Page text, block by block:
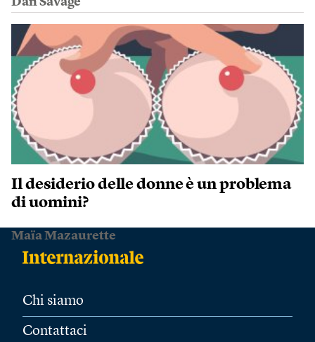
Il desiderio delle donne è un problema
di uomini?
Maïa Mazaurette
Chi siamo
Contattaci